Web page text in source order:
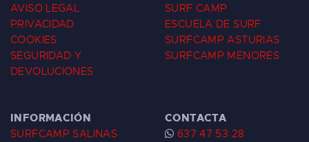
AVISO LEGAL
PRIVACIDAD
COOKIES
SEGURIDAD Y
DEVOLUCIONES
SURF CAMP
ESCUELA DE SURF
SURFCAMP ASTURIAS
SURFCAMP MENORES
INFORMACIÓN
SURFCAMP SALINAS
CONTACTA
637 47 53 28